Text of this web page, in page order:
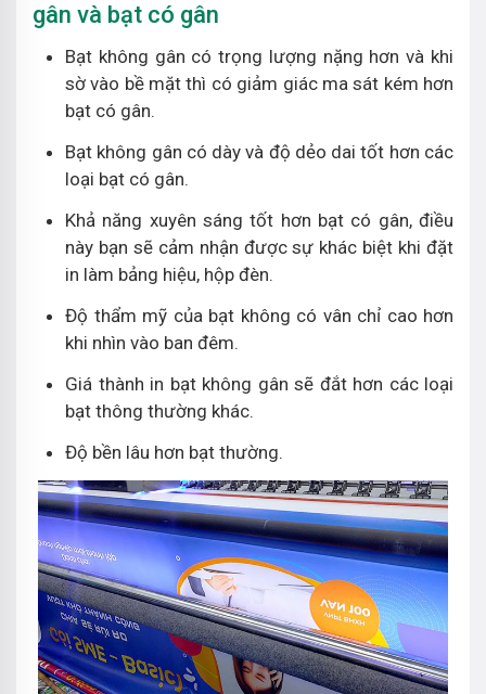
gân và bạt có gân
Bạt không gân có trọng lượng nặng hơn và khi
sờ vào bề mặt thì có giảm giác ma sát kém hơn
bạt có gân.
Bạt không gân có dày và độ dẻo dai tốt hơn các
loại bạt có gân.
Khả năng xuyên sáng tốt hơn bạt có gân, điều
này bạn sẽ cảm nhận được sự khác biệt khi đặt
in làm bảng hiệu, hộp đèn.
Độ thẩm mỹ của bạt không có vân chỉ cao hơn
khi nhìn vào ban đêm.
Giá thành in bạt không gân sẽ đắt hơn các loại
bạt thông thường khác.
Độ bền lâu hơn bạt thường.